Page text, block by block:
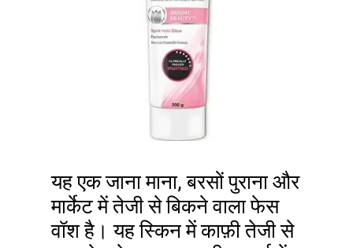
यह एक जाना माना, बरसों पुराना और
मार्केट में तेजी से बिकने वाला फेस
वॉश है। यह स्किन में काफ़ी तेजी से